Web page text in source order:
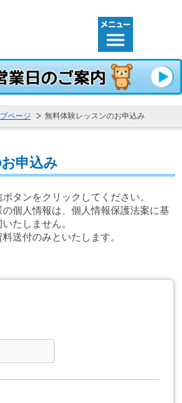
げさまで開校23周年！北海道札幌･小樽･江別･千歳･岩
ページ 無料体験レッスンのお申込み
申込み
タンをクリックしてください。
個人情報は、個人情報保護法案に基
たしません。
送付のみといたします。